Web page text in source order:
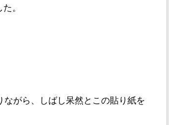
。
ながら、しばし呆然とこの貼り紙を